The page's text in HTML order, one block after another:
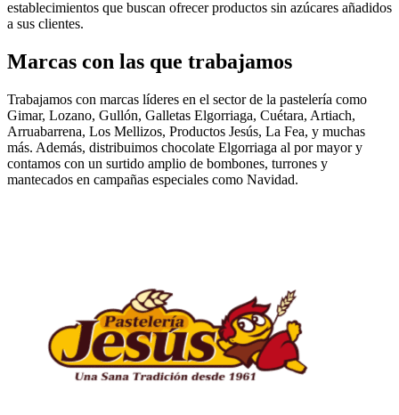
establecimientos que buscan ofrecer productos sin azúcares añadidos
a sus clientes.
Marcas con las que trabajamos
Trabajamos con marcas líderes en el sector de la pastelería como
Gimar, Lozano, Gullón, Galletas Elgorriaga, Cuétara, Artiach,
Arruabarrena, Los Mellizos, Productos Jesús, La Fea, y muchas
más. Además, distribuimos chocolate Elgorriaga al por mayor y
contamos con un surtido amplio de bombones, turrones y
mantecados en campañas especiales como Navidad.